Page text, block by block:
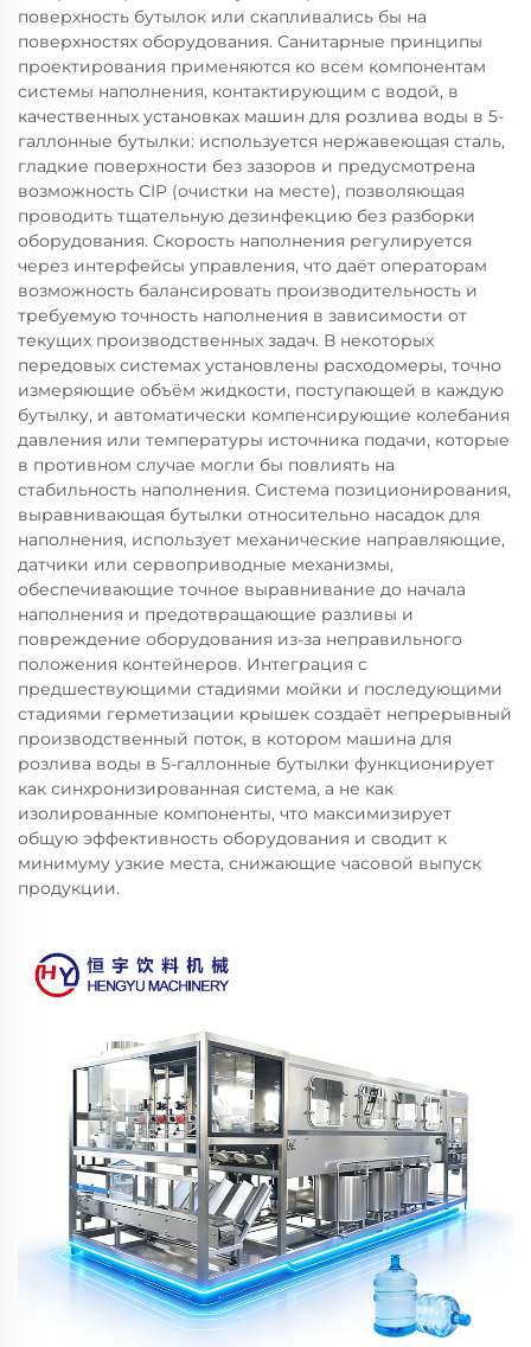
поверхность бутылок или скапливались бы на
поверхностях оборудования. Санитарные принципы
проектирования применяются ко всем компонентам
системы наполнения, контактирующим с водой, в
качественных установках машин для розлива воды в 5-
галлонные бутылки: используется нержавеющая сталь,
гладкие поверхности без зазоров и предусмотрена
возможность CIP (очистки на месте), позволяющая
проводить тщательную дезинфекцию без разборки
оборудования. Скорость наполнения регулируется
через интерфейсы управления, что даёт операторам
возможность балансировать производительность и
требуемую точность наполнения в зависимости от
текущих производственных задач. В некоторых
передовых системах установлены расходомеры, точно
измеряющие объём жидкости, поступающей в каждую
бутылку, и автоматически компенсирующие колебания
давления или температуры источника подачи, которые
в противном случае могли бы повлиять на
стабильность наполнения. Система позиционирования,
выравнивающая бутылки относительно насадок для
наполнения, использует механические направляющие,
датчики или сервоприводные механизмы,
обеспечивающие точное выравнивание до начала
наполнения и предотвращающие разливы и
повреждение оборудования из-за неправильного
положения контейнеров. Интеграция с
предшествующими стадиями мойки и последующими
стадиями герметизации крышек создаёт непрерывный
производственный поток, в котором машина для
розлива воды в 5-галлонные бутылки функционирует
как синхронизированная система, а не как
изолированные компоненты, что максимизирует
общую эффективность оборудования и сводит к
минимуму узкие места, снижающие часовой выпуск
продукции.